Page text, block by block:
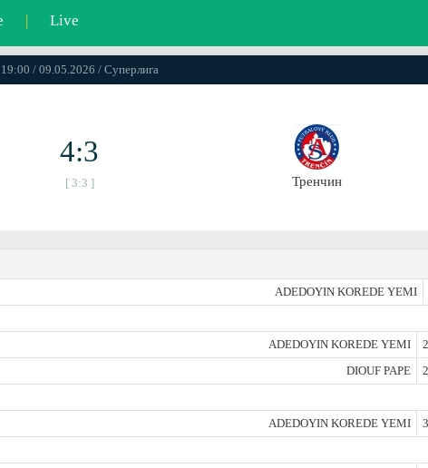
| Live
19:00 / 09.05.2026 / Суперлига
4:3
[ 3:3 ] Тренчин
ADEDOYIN KOREDE YEMI
ADEDOYIN KOREDE YEMI
DIOUF PAPE
ADEDOYIN KOREDE YEMI